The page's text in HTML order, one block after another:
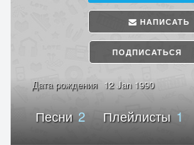
НАПИСАТЬ
ПОДПИСАТЬСЯ
Дата рождения 12 Jan 1990
Песни 2 Плейлисты 1